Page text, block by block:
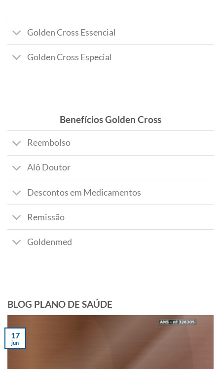
Golden Cross Essencial
Golden Cross Especial
Benefícios Golden Cross
Reembolso
Alô Doutor
Descontos em Medicamentos
Remissão
Goldenmed
BLOG PLANO DE SAÚDE
17
jun